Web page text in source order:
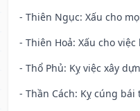
- Thiên Ngục: Xấu cho
- Thiên Hoả: Xấu cho
- Thổ Phủ: Kỵ việc xây
- Thần Cách: Kỵ cúng bái